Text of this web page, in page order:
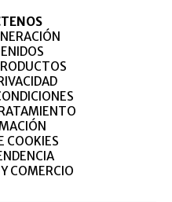
COOKIES
COMERCIO